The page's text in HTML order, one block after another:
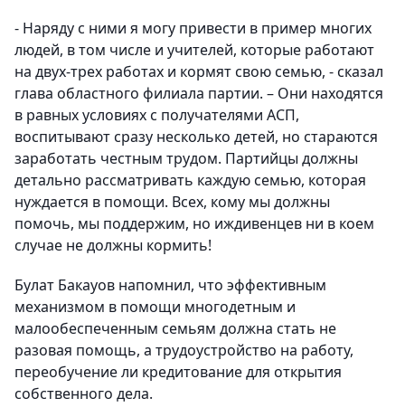
- Наряду с ними я могу привести в пример многих
людей, в том числе и учителей, которые работают
на двух-трех работах и кормят свою семью, - сказал
глава областного филиала партии. – Они находятся
в равных условиях с получателями АСП,
воспитывают сразу несколько детей, но стараются
заработать честным трудом. Партийцы должны
детально рассматривать каждую семью, которая
нуждается в помощи. Всех, кому мы должны
помочь, мы поддержим, но иждивенцев ни в коем
случае не должны кормить!
Булат Бакауов напомнил, что эффективным
механизмом в помощи многодетным и
малообеспеченным семьям должна стать не
разовая помощь, а трудоустройство на работу,
переобучение ли кредитование для открытия
собственного дела.